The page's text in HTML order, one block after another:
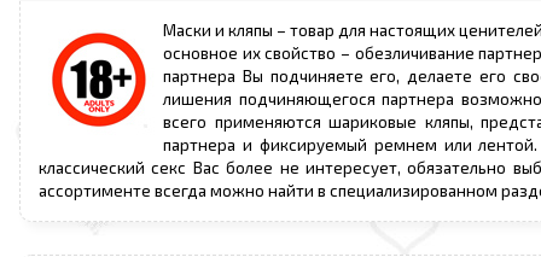
Маски и кляпы – товар для настоящих
основное их свойство – обезличивание
партнера Вы подчиняете его, делаете его
лишения подчиняющегося партнера
всего применяются шариковые кляпы,
партнера и фиксируемый ремнем или
классический секс Вас более не интересует, обязательно
ассортименте всегда можно найти в специализированном